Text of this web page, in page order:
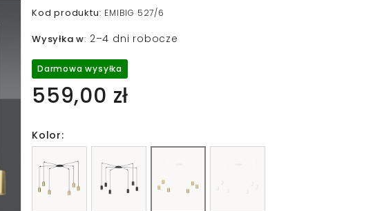
Kod produktu: EMIBIG 527/6
Wysyłka w: 2–4 dni robocze
Darmowa wysyłka
559,00 zł
Kolor: